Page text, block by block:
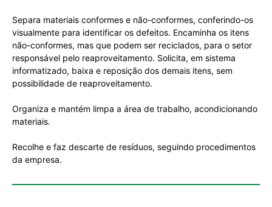
Separa materiais conformes e não-conformes, conferindo-os
visualmente para identificar os defeitos. Encaminha os itens
não-conformes, mas que podem ser reciclados, para o setor
responsável pelo reaproveitamento. Solicita, em sistema
informatizado, baixa e reposição dos demais itens, sem
possibilidade de reaproveitamento.
Organiza e mantém limpa a área de trabalho, acondicionando
materiais.
Recolhe e faz descarte de resíduos, seguindo procedimentos
da empresa.